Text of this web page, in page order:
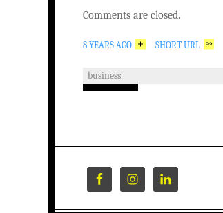
Comments are closed.
8 YEARS AGO SHORT URL
business